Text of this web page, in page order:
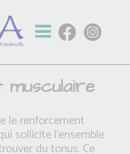
le renforcement
sollicite l’ensemble
du tonus. Ce